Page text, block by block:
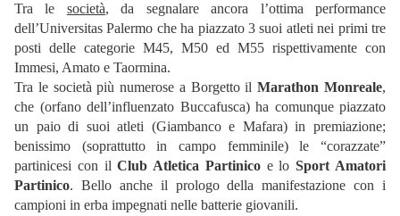
Tra le società, da segnalare ancora l’ottima performance
dell’Universitas Palermo che ha piazzato 3 suoi atleti nei primi tre
posti delle categorie M45, M50 ed M55 rispettivamente con
Immesi, Amato e Taormina.
Tra le società più numerose a Borgetto ilMarathon Monreale,
che (orfano dell’influenzato Buccafusca) ha comunque piazzato
un paio di suoi atleti (Giambanco e Mafara) in premiazione;
benissimo (soprattutto in campo femminile) le “corazzate”
partinicesi con ilClub Atletica Partinicoe loSport Amatori
Partinico. Bello anche il prologo della manifestazione con i
campioni in erba impegnati nelle batterie giovanili.